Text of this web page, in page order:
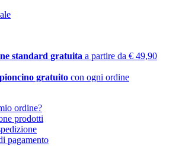
standard gratuita a partire da € 49,90
gratuito con ogni ordine
ordine?
prodotti
pagamento